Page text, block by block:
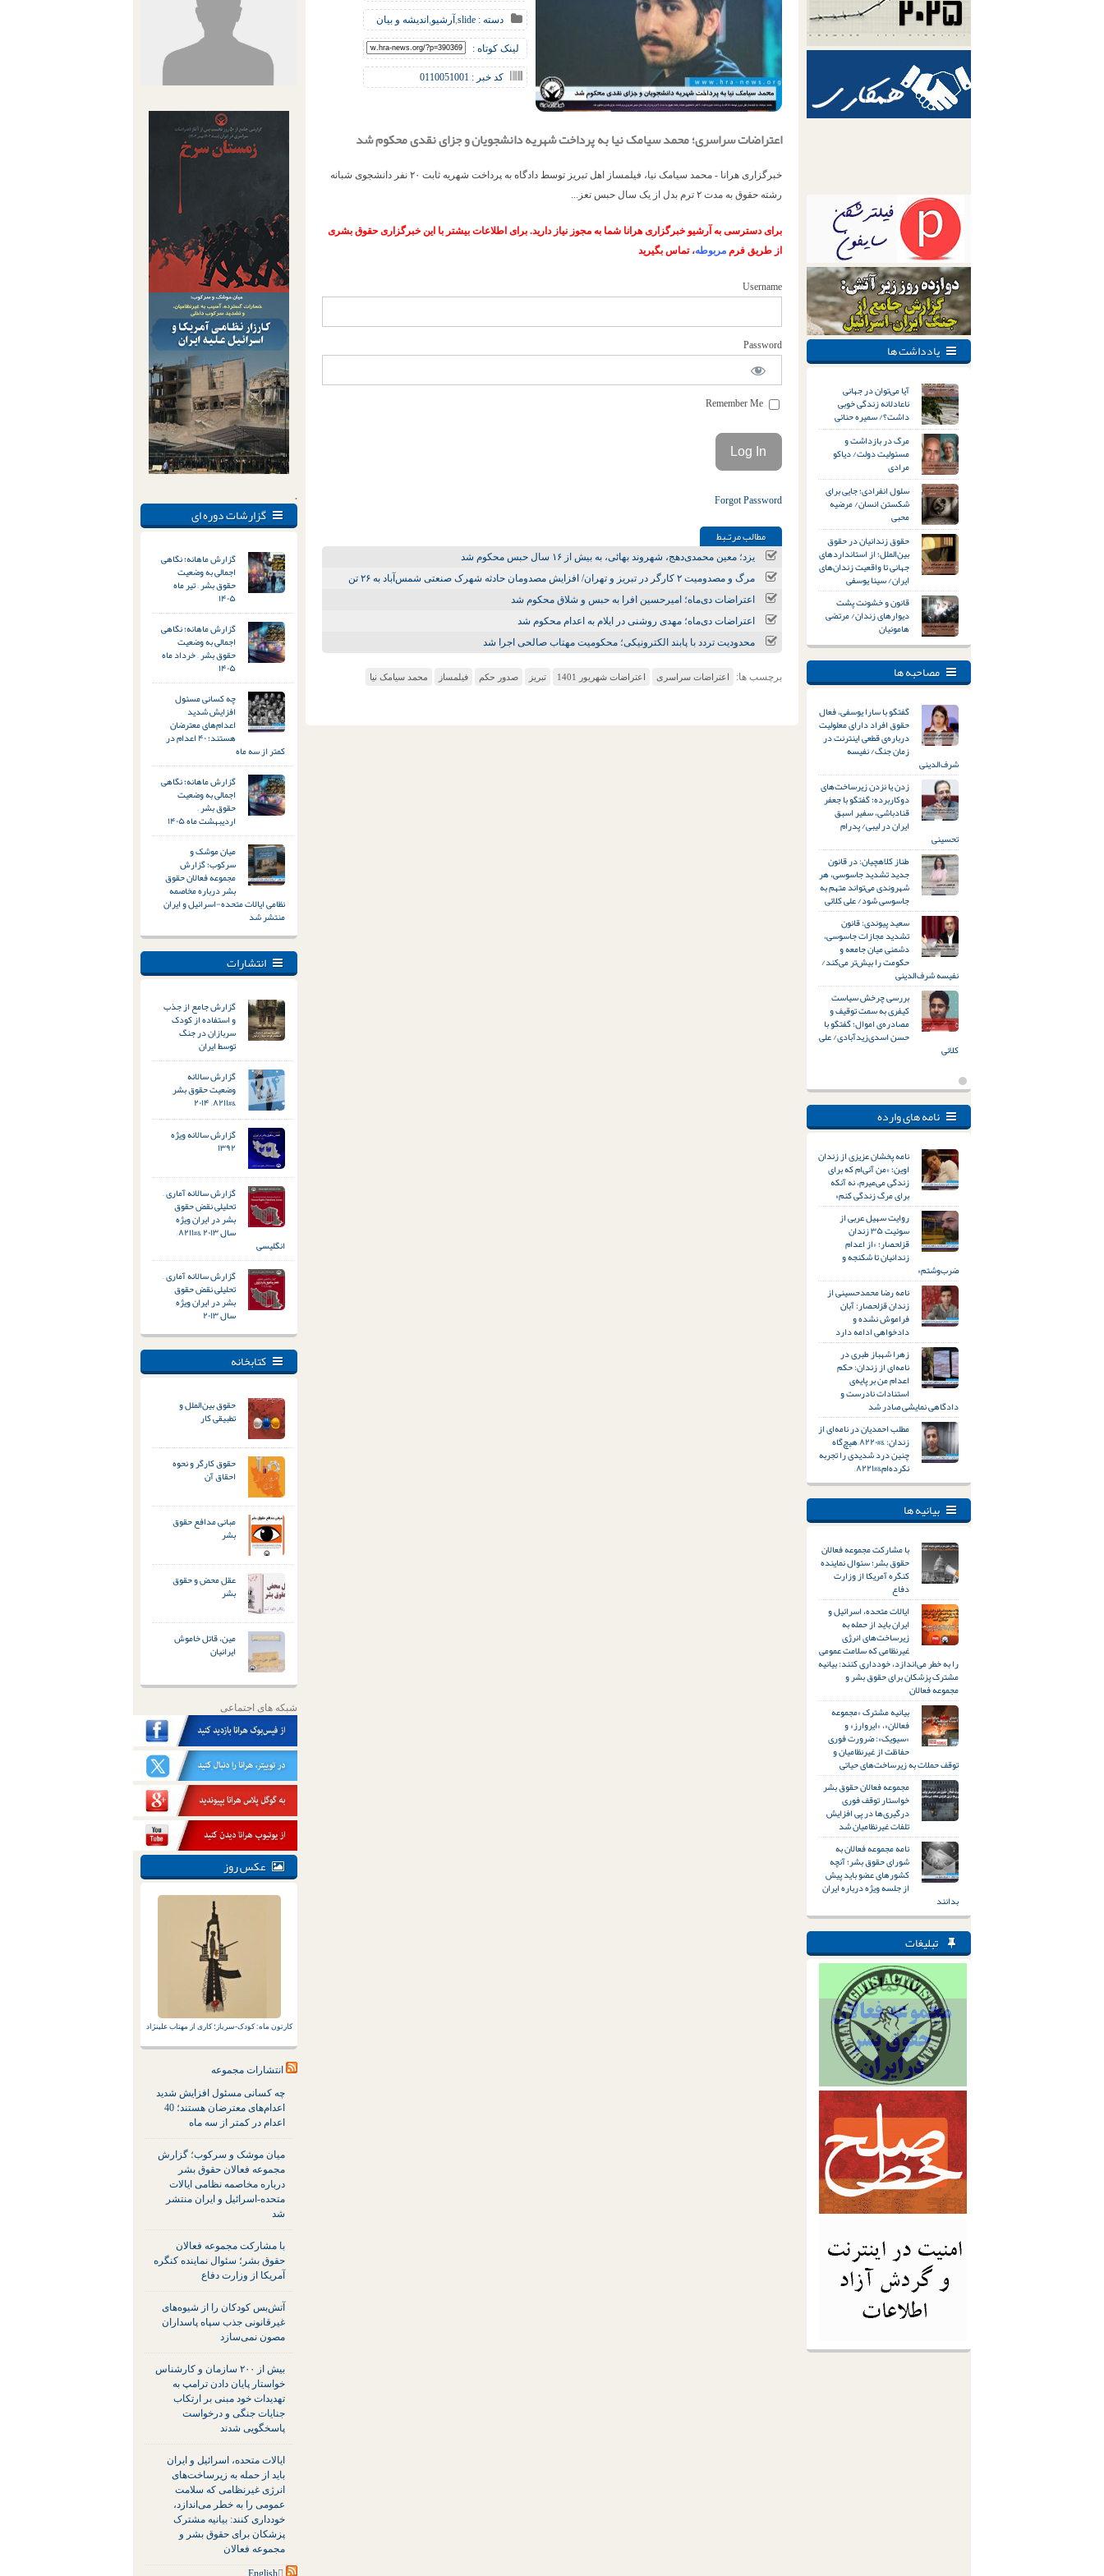
.
گزارشات دوره ای
گزارش ماهانه؛ نگاهی
اجمالی به وضعیت
حقوق بشر – تیر ماه
۱۴۰۵
گزارش ماهانه؛ نگاهی
اجمالی به وضعیت
حقوق بشر – خرداد ماه
۱۴۰۵
چه کسانی مسئول
افزایش شدید
اعدام‌های معترضان
هستند؛ ۴۰ اعدام در
کمتر از سه ماه
گزارش ماهانه؛ نگاهی
اجمالی به وضعیت
حقوق بشر –
اردیبهشت ماه ۱۴۰۵
میان موشک و
سرکوب؛ گزارش
مجموعه فعالان حقوق
بشر درباره مخاصمه
نظامی ایالات متحده-اسرائیل و ایران
منتشر شد
انتشارات
گزارش جامع از جذب
و استفاده از کودک
سربازان در جنگ
توسط ایران
گزارش سالانه
وضعیت حقوق بشر
&#۸۲۱۱; ۲۰۱۴
گزارش سالانه ویژه
۱۳۹۲
گزارش سالانه آماری –
تحلیلی نقض حقوق
بشر در ایران ویژه
سال ۲۰۱۳ &#۸۲۱۱;
انگلیسی
گزارش سالانه آماری –
تحلیلی نقض حقوق
بشر در ایران ویژه
سال ۲۰۱۳
کتابخانه
حقوق بین‌الملل و
تطبیقی کار
حقوق کارگر و نحوه
احقاق آن
مبانی مدافع حقوق
بشر
عقل محض و حقوق
بشر
مین، قاتل خاموش
ایرانیان
شبکه های اجتماعی
عکس روز
کارتون ماه: کودک-سرباز؛ کاری از مهتاب علینژاد
انتشارات مجموعه
چه کسانی مسئول افزایش شدید
اعدام‌های معترضان هستند؛ 40
اعدام در کمتر از سه ماه
میان موشک و سرکوب؛ گزارش
مجموعه فعالان حقوق بشر
درباره مخاصمه نظامی ایالات
متحده-اسرائیل و ایران منتشر
شد
با مشارکت مجموعه فعالان
حقوق بشر؛ سئوال نماینده کنگره
آمریکا از وزارت دفاع
آتش‌بس کودکان را از شیوه‌های
غیرقانونی جذب سپاه پاسداران
مصون نمی‌سازد
بیش از ۲۰۰ سازمان و کارشناس
خواستار پایان دادن ترامپ به
تهدیدات خود مبنی بر ارتکاب
جنایات جنگی و درخواست
پاسخگویی شدند
ایالات متحده، اسرائیل و ایران
باید از حمله به زیرساخت‌های
انرژی غیرنظامی که سلامت
عمومی را به خطر می‌اندازد،
خودداری کنند: بیانیه مشترک
پزشکان برای حقوق بشر و
مجموعه فعالان
دسته : slide
,آرشیو,اندیشه و بیان
لینک کوتاه :
کد خبر : 0110051001
اعتراضات سراسری؛ محمد سیامک‌ نیا به پرداخت شهریه دانشجویان و جزای نقدی محکوم شد
خبرگزاری هرانا - محمد سیامک‌ نیا، فیلمساز اهل تبریز توسط دادگاه به پرداخت شهریه ثابت ۲۰ نفر دانشجوی شبانه
رشته حقوق به مدت ۲ ترم بدل از یک سال حبس تعز...
برای دسترسی به آرشیو خبرگزاری هرانا شما به مجوز نیاز دارید. برای اطلاعات بیشتر با این خبرگزاری حقوق بشری
از طریق فرم مربوطه، تماس بگیرید
Username
Password
Forgot Password
مطالب مرتـبط
یزد؛ معین محمدی‌دهج، شهروند بهائی، به بیش از ۱۶ سال حبس محکوم شد
مرگ و مصدومیت ۲ کارگر در تبریز و تهران/ افزایش مصدومان حادثه شهرک صنعتی شمس‌آباد به ۲۶ تن
اعتراضات دی‌ماه؛ امیرحسین افرا به حبس و شلاق محکوم شد
اعتراضات دی‌ماه؛ مهدی روشنی در ایلام به اعدام محکوم شد
محدودیت تردد با پابند الکترونیکی؛ محکومیت مهتاب صالحی اجرا شد
برچسب ها: اعتراضات سراسری اعتراضات شهریور 1401 تبریز صدور حکم فیلمساز محمد سیامک‌ نیا
یادداشت ها
آیا می‌توان در جهانی
ناعادلانه زندگی خوبی
داشت؟/ سمیره حنائی
مرگ در بازداشت و
مسئولیت دولت/ دیاکو
مرادی
سلول انفرادی؛ جایی برای
شکستن انسان/ مرضیه
محبی
حقوق زندانیان در حقوق
بین‌الملل؛ از استانداردهای
جهانی تا واقعیت زندان‌های
ایران/ سینا یوسفی
قانون و خشونت پشت
دیوارهای زندان/ مرتضی
هامونیان
مصاحبه ها
گفتگو با سارا یوسفی، فعال
حقوق افراد دارای معلولیت
درباره‌ی قطعی اینترنت در
زمان جنگ/ نفیسه
شرف‌الدینی
زدن یا نزدن زیرساخت‌های
دوکاربرده؛ گفتگو با جعفر
قنادباشی، سفیر اسبق
ایران در لیبی/ پدرام
تحسینی
طناز کلاهچیان: در قانون
جدید تشدید جاسوسی، هر
شهروندی می‌تواند متهم به
جاسوسی شود/ علی کلائی
سعید پیوندی: قانون
تشدید مجازات جاسوسی،
دشمنی میان جامعه و
حکومت را بیش‌تر می‌کند/
نفیسه شرف‌الدینی
بررسی چرخش سیاست
کیفری به سمت توقیف و
مصادره‌ی اموال؛ گفتگو با
حسن اسدی‌زیدآبادی/ علی
کلائی
نامه های وارده
نامه پخشان عزیزی از زندان
اوین؛ «من آنی‌ام که برای
زندگی می‌میرم، نه آنکه
برای مرگ زندگی کنم»
روایت سهیل عربی از
سوئیت ۳۵ زندان
قزلحصار؛ «از اعدام
زندانیان تا شکنجه و
ضرب‌وشتم»
نامه رضا محمدحسینی از
زندان قزلحصار: آبان
فراموش نشده و
دادخواهی ادامه دارد
زهرا شهباز طبری در
نامه‌ای از زندان: حکم
اعدام من بر پایه‌ی
استنادات نادرست و
دادگاهی نمایشی صادر شد
مطلب احمدیان در نامه‌ای از
زندان: &#۸۲۲۰;هیچ‌گاه
چنین درد شدیدی را تجربه
نکرده‌ام&#۸۲۲۱;
بیانیه ها
با مشارکت مجموعه فعالان
حقوق بشر؛ سئوال نماینده
کنگره آمریکا از وزارت
دفاع
ایالات متحده، اسرائیل و
ایران باید از حمله به
زیرساخت‌های انرژی
غیرنظامی که سلامت عمومی
را به خطر می‌اندازد، خودداری کنند: بیانیه
مشترک پزشکان برای حقوق بشر و
مجموعه فعالان
بیانیه مشترک «مجموعه
فعالان»، «ایروارز» و
«سیویک»: ضرورت فوری
حفاظت از غیرنظامیان و
توقف حملات به زیرساخت‌های حیاتی
مجموعه فعالان حقوق بشر
خواستار توقف فوری
درگیری‌ها در پی افزایش
تلفات غیرنظامیان شد
نامه مجموعه فعالان به
شورای حقوق بشر؛ آنچه
کشورهای عضو باید پیش
از جلسه ویژه درباره ایران
بدانند
تبلیغات